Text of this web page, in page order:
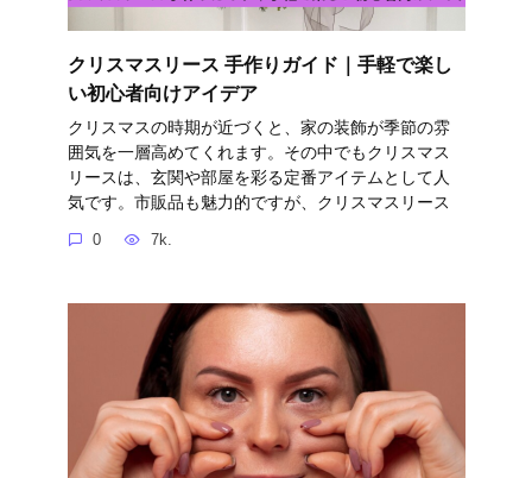
クリスマスリース 手作りガイド｜手軽で楽し
い初心者向けアイデア
クリスマスの時期が近づくと、家の装飾が季節の雰
囲気を一層高めてくれます。その中でもクリスマス
リースは、玄関や部屋を彩る定番アイテムとして人
気です。市販品も魅力的ですが、クリスマスリース
0 7k.